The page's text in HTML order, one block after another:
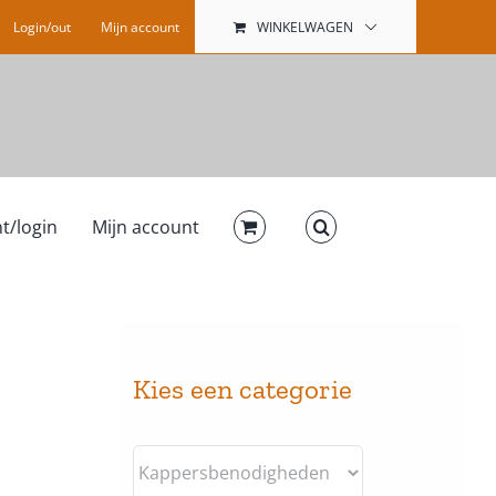
Login/out Mijn account WINKELWAGEN
login Mijn account
Kies een categorie